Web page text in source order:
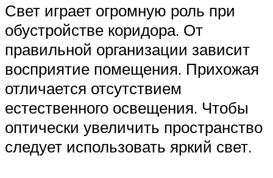
Свет играет огромную роль при
обустройстве коридора. От
правильной организации зависит
восприятие помещения. Прихожая
отличается отсутствием
естественного освещения. Чтобы
оптически увеличить пространство
следует использовать яркий свет.